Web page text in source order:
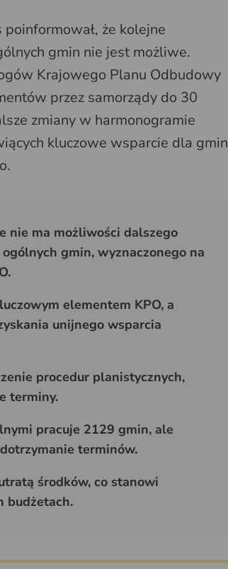
że kolejne
gmin nie jest możliwe.
Krajowego Planu Odbudowy
przez samorządy do 30
zmiany w harmonogramie
kluczowe wsparcie dla gmin
nie ma możliwości dalszego
gmin, wyznaczonego na
elementem KPO, a
unijnego wsparcia
procedur planistycznych,
terminy.
pracuje 2129 gmin, ale
terminów.
środków, co stanowi
budżetach.